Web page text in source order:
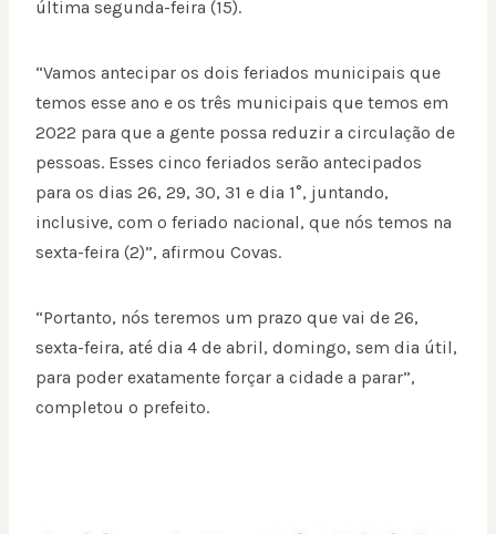
última segunda-feira (15).
“Vamos antecipar os dois feriados municipais que
temos esse ano e os três municipais que temos em
2022 para que a gente possa reduzir a circulação de
pessoas. Esses cinco feriados serão antecipados
para os dias 26, 29, 30, 31 e dia 1°, juntando,
inclusive, com o feriado nacional, que nós temos na
sexta-feira (2)”, afirmou Covas.
“Portanto, nós teremos um prazo que vai de 26,
sexta-feira, até dia 4 de abril, domingo, sem dia útil,
para poder exatamente forçar a cidade a parar”,
completou o prefeito.